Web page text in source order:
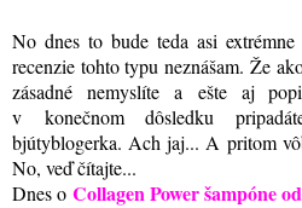
No dnes to bude teda asi
recenzie tohto typu neznášam. Že
zásadné nemyslíte a ešte aj
v konečnom dôsledku
bjútyblogerka. Ach jaj... A pritom
No, veď čítajte...
Dnes o Collagen Power šampóne